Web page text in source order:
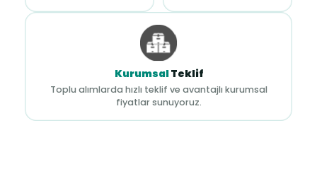
KurumsalTeklif
Toplu alımlarda hızlı teklif ve avantajlı kurumsal
fiyatlar sunuyoruz.